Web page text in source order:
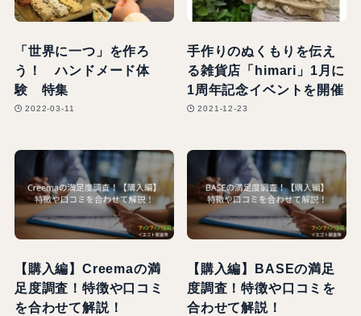
「世界に一つ」を作ろ
う！ ハンドメード体
験 特集
2022-03-11
手作りのぬくもりを伝え
る雑貨店「himari」1月に
1周年記念イベントを開催
2021-12-23
【購入編】Creemaの満
足度調査！特徴や口コミ
を合わせて解説！
【購入編】BASEの満足
度調査！特徴や口コミを
合わせて解説！